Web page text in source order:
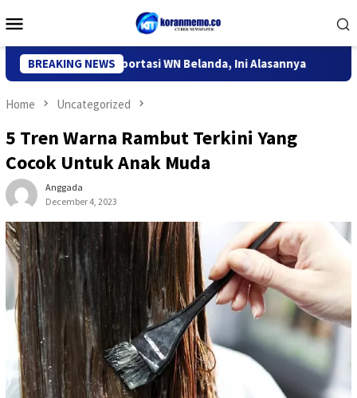
to
Menu
BREAKING NEWS
Kediri Deportasi WN Belanda, Ini Alasannya
Home Uncategorized
5 Tren Warna Rambut Terkini Yang
Cocok Untuk Anak Muda
Anggada
December 4, 2023